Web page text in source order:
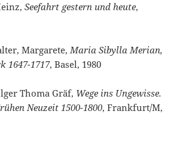
Seefahrt gestern und heute,
Margarete,Maria Sibylla Merian,
1647-1717, Basel, 1980
Thoma Gräf, Wege ins Ungewisse.
Neuzeit 1500-1800, Frankfurt/M,